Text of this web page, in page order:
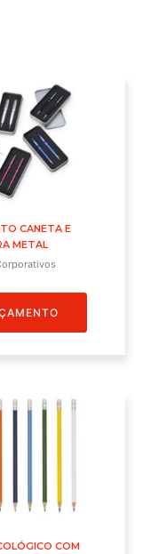
CANETA E
METAL
COM